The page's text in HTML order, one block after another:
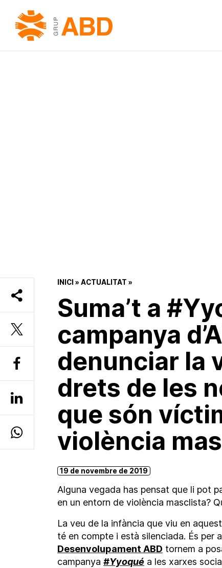
INICI » ACTUALITAT »
Suma’t a
campanya
denunciar la
drets de les
que són
violència
19 de novembre de 2019
Alguna vegada has pensat que li pot
en un entorn de violència masclista?
La veu de la infància que viu en
té en compte i està silenciada. És per
Desenvolupament ABD tornem a
campanya #Yyoquéa les xarxes